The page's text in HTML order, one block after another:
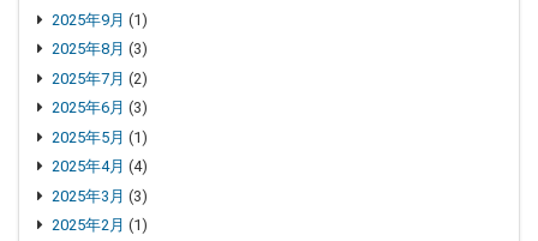
2025年9月 (1)
2025年8月 (3)
2025年7月 (2)
2025年6月 (3)
2025年5月 (1)
2025年4月 (4)
2025年3月 (3)
2025年2月 (1)